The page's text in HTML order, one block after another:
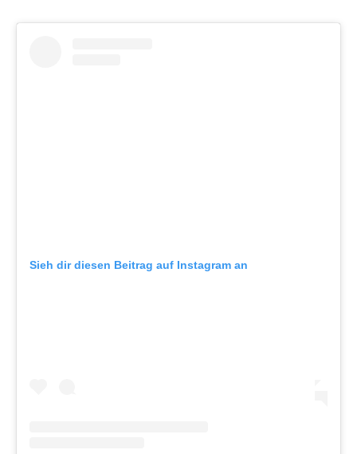
Sieh dir diesen Beitrag auf Instagram an